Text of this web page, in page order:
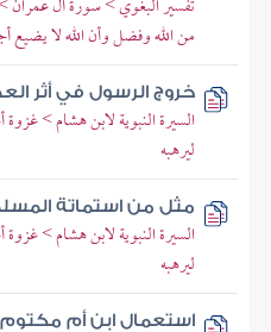
من الله وفضل وأن الله لا يضيع
خروج الرسول في أثر
السيرة النبوية لابن هشام >
ليرهبه
مثل من استماتة
السيرة النبوية لابن هشام >
ليرهبه
استعمال ابن أم